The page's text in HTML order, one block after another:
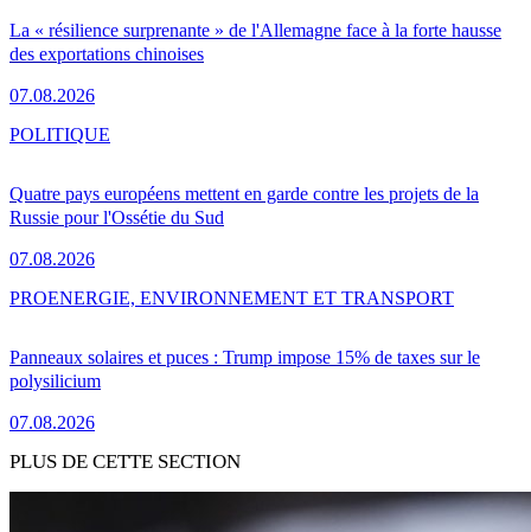
La « résilience surprenante » de l'Allemagne face à la forte hausse
des exportations chinoises
07.08.2026
Quatre pays européens mettent en garde contre les projets de la
Russie pour l'Ossétie du Sud
07.08.2026
POLITIQUE
Panneaux solaires et puces : Trump impose 15% de taxes sur le
polysilicium
07.08.2026
PROENERGIE, ENVIRONNEMENT ET TRANSPORT
PLUS DE CETTE SECTION